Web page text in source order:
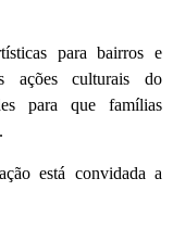
para bairros e
ações culturais do
para que famílias
está convidada a